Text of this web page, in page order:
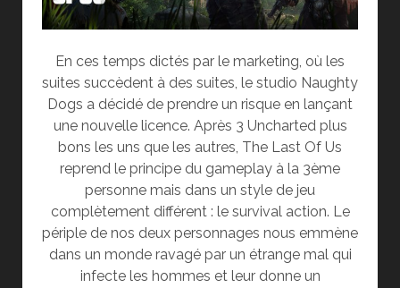
En ces temps dictés par le marketing, où les
suites succèdent à des suites, le studio Naughty
Dogs a décidé de prendre un risque en lançant
une nouvelle licence. Après 3 Uncharted plus
bons les uns que les autres, The Last Of Us
reprend le principe du gameplay à la 3ème
personne mais dans un style de jeu
complètement différent : le survival action. Le
périple de nos deux personnages nous emmène
dans un monde ravagé par un étrange mal qui
infecte les hommes et leur donne un